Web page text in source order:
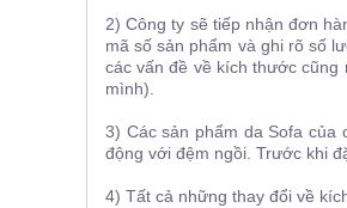
2) Công ty sẽ tiếp nhận đơn
mã số sản phẩm và ghi rõ số
các vấn đề về kích thước cũng
mình).
3) Các sản phẩm da Sofa
động với đệm ngồi. Trước khi
4) Tất cả những thay đổi về